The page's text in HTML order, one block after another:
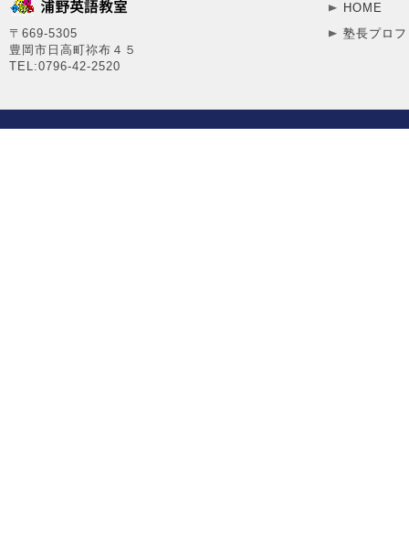
〒669-5305
豊岡市日高町祢布４５
TEL:0796-42-2520
HOME
塾長プロ